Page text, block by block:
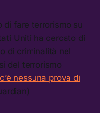
di fare terrorismo su
Uniti ha cercato di
di criminalità nel
del terrorismo
nessuna prova di